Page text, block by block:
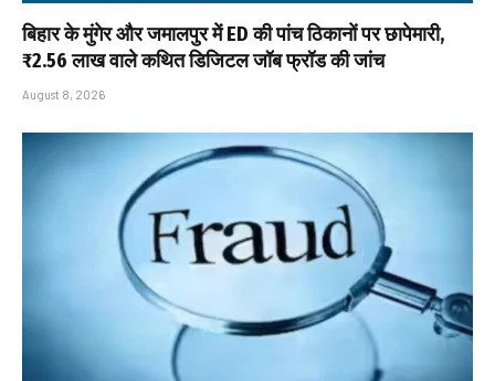
बिहार के मुंगेर और जमालपुर में ED की पांच ठिकानों पर छापेमारी,
₹2.56 लाख वाले कथित डिजिटल जॉब फ्रॉड की जांच
August 8, 2026